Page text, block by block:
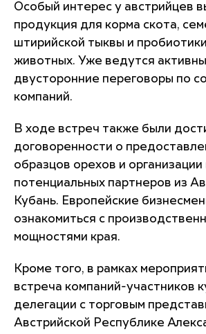
Особый интерес у австрийцев
продукция для корма скота,
штирийской тыквы и
животных. Уже ведутся
двусторонние переговоры по
компаний.
В ходе встреч также были
договоренности о
образцов орехов и организации
потенциальных партнеров из
Кубань. Европейские
ознакомиться с
мощностями края.
Кроме того, в рамках
встреча компаний-участников
делегации с торговым
Австрийской Республике